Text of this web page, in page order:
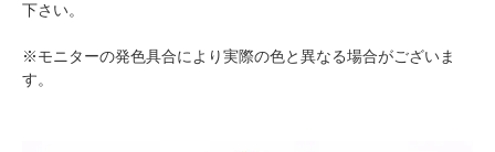
下さい。
※モニターの発色具合により実際の色と異なる場合がございま
す。